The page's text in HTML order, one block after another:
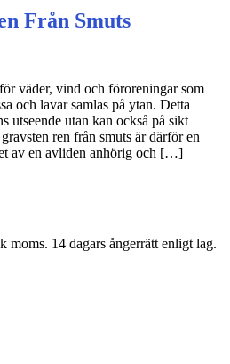
Från Smuts
väder, vind och föroreningar som
och lavar samlas på ytan. Detta
utseende utan kan också på sikt
ren från smuts är därför en
av en avliden anhörig och […]
moms. 14 dagars ångerrätt enligt lag.